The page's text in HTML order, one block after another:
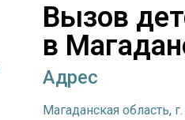
Вызов
в
Адрес
Магаданская область,